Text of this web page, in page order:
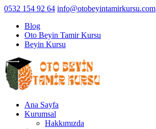
0532 154 92 64 info@otobeyintamirkursu.com
Blog
Oto Beyin Tamir Kursu
Beyin Kursu
Ana Sayfa
Kurumsal
Hakkımızda